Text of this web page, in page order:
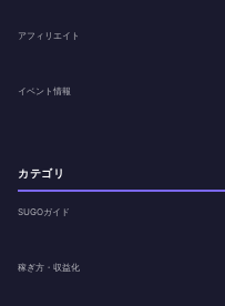
アフィリエイト
イベント情報
カテゴリ
SUGOガイド
稼ぎ方・収益化